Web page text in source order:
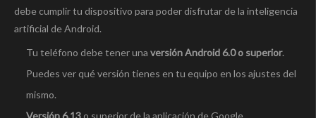
debe cumplir tu dispositivo para poder disfrutar de la inteligencia
artificial de Android.
Tu teléfono debe tener una versión Android 6.0 o superior.
Puedes ver qué versión tienes en tu equipo en los ajustes del
mismo.
Versión 6.13o superior de la aplicación de Google.